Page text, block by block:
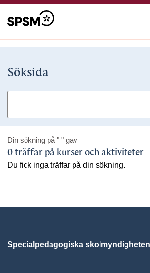
Söksida
Din sökning på " " gav
0 träffar på kurser och aktiviteter
Du fick inga träffar på din sökning.
Specialpedagogiska skolmyndigheten